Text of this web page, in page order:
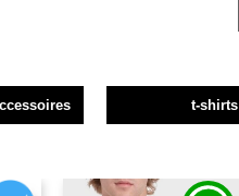
t-shirts